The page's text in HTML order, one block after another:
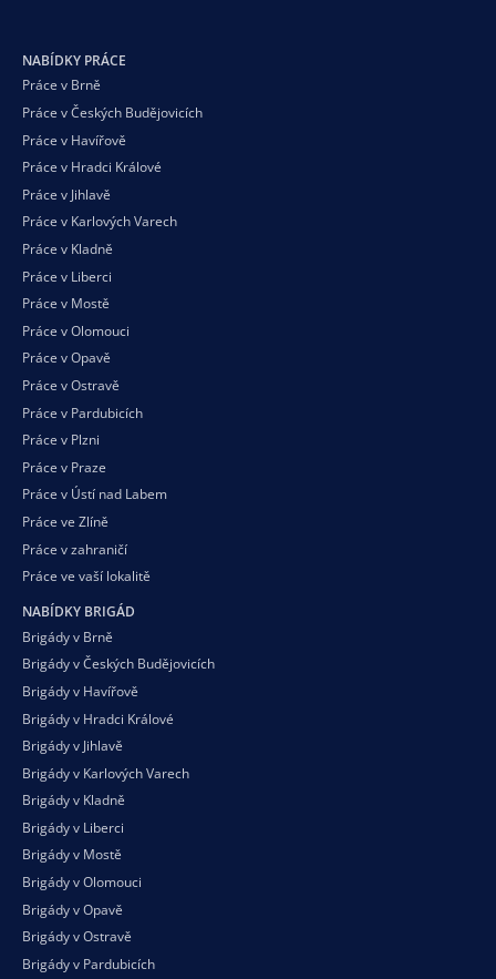
NABÍDKY PRÁCE
Práce v Brně
Práce v Českých Budějovicích
Práce v Havířově
Práce v Hradci Králové
Práce v Jihlavě
Práce v Karlových Varech
Práce v Kladně
Práce v Liberci
Práce v Mostě
Práce v Olomouci
Práce v Opavě
Práce v Ostravě
Práce v Pardubicích
Práce v Plzni
Práce v Praze
Práce v Ústí nad Labem
Práce ve Zlíně
Práce v zahraničí
Práce ve vaší lokalitě
NABÍDKY BRIGÁD
Brigády v Brně
Brigády v Českých Budějovicích
Brigády v Havířově
Brigády v Hradci Králové
Brigády v Jihlavě
Brigády v Karlových Varech
Brigády v Kladně
Brigády v Liberci
Brigády v Mostě
Brigády v Olomouci
Brigády v Opavě
Brigády v Ostravě
Brigády v Pardubicích